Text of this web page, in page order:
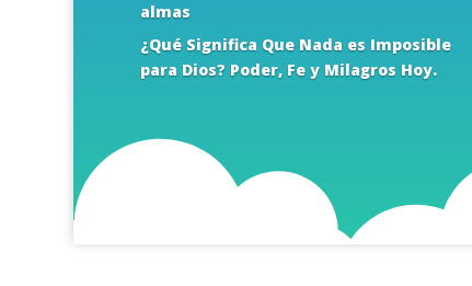
almas
¿Qué Significa Que Nada es Imposible
para Dios? Poder, Fe y Milagros Hoy.